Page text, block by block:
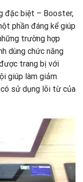
đặc biệt – Booster,
phần đáng kể giúp
trường hợp
dùng chức năng
trang bị với
giúp làm giảm
sử dụng lõi từ của